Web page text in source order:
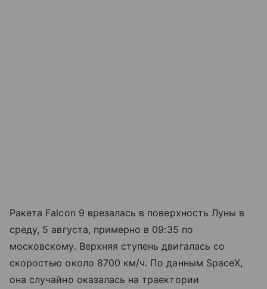
Ракета Falcon 9 врезалась в поверхность Луны в
среду, 5 августа, примерно в 09:35 по
московскому. Верхняя ступень двигалась со
скоростью около 8700 км/ч. По данным SpaceX,
она случайно оказалась на траектории